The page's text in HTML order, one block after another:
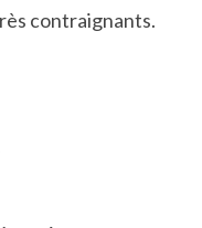
contraignants.